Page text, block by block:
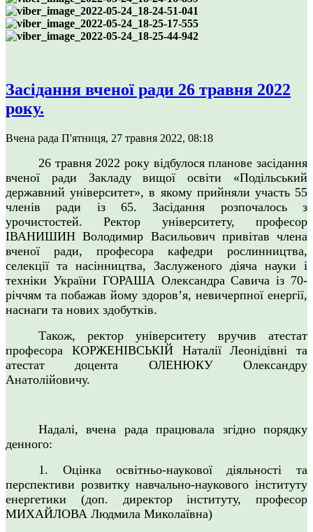
Засідання вченої ради 26 травня 2022
року.
Вчена рада П'ятниця, 27 травня 2022, 08:18
26 травня 2022 року відбулося планове засідання
вченої ради Закладу вищої освіти «Подільський
державний університет», в якому прийняли участь 55
членів ради із 65. Засідання розпочалось з
урочистостей. Ректор університету, професор
ІВАНИШИН Володимир Васильович привітав члена
вченої ради, професора кафедри рослинництва,
селекції та насінництва, Заслуженого діяча науки і
техніки України ГОРАША Олександра Савича із 70-
річчям та побажав йому здоров’я, невичерпної енергії,
наснаги та нових здобутків.
Також, ректор університету вручив атестат
професора КОРЖЕНІВСЬКІЙ Наталії Леонідівні та
атестат доцента ОЛЕНЮКУ Олександру
Анатолійовичу.
Надалі, вчена рада працювала згідно порядку
денного:
1. Оцінка освітньо-наукової діяльності та
перспективи розвитку навчально-наукового інституту
енергетики (доп. директор інституту, професор
МИХАЙЛОВА Людмила Миколаївна)